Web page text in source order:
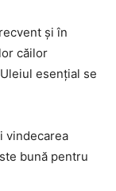
și în
căilor
esențial se
vindecarea
bună pentru